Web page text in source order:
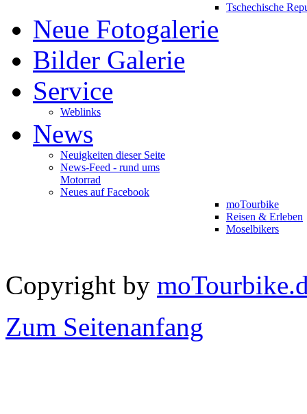
Tschechische
Neue Fotogalerie
Bilder Galerie
Service
Weblinks
News
Neuigkeiten dieser Seite
News-Feed - rund ums
Motorrad
Neues auf Facebook
moTourbike
Reisen & Erleben
Moselbikers
Copyright by
Zum Seitenanfang